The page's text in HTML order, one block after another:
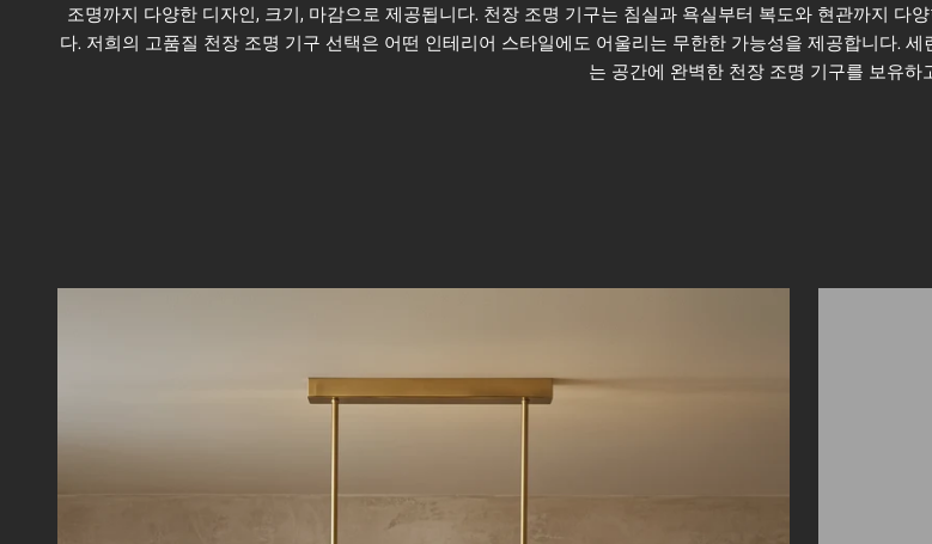
조명까지 다양한 디자인, 크기, 마감으로 제공됩니다. 천장 조명 기구는 침실과 욕실부터 복도와 현관까지 다
다. 저희의 고품질 천장 조명 기구 선택은 어떤 인테리어 스타일에도 어울리는 무한한 가능성을 제공합니다.
는 공간에 완벽한 천장 조명 기구를 보유하